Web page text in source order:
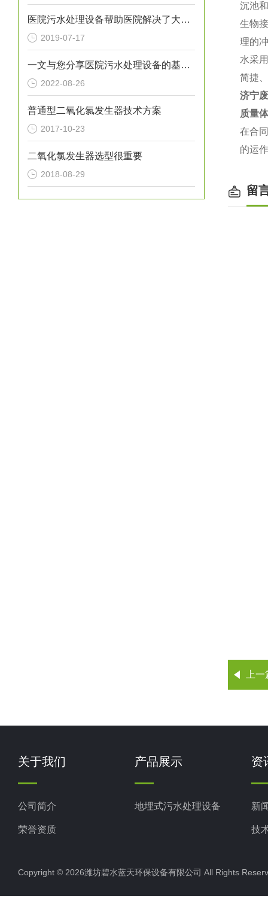
医院污水处理设备帮助医院解决了大难题
2019-07-17
一文与您分享医院污水处理设备的基本操作步骤
2022-08-26
普通型二氧化氯发生器技术方案
2017-10-23
二氧化氯发生器选型很重要
2018-08-29
沉池
生物
理的
水采
简捷
济宁
在合
的运
留
上
关于我们
公司简介
荣誉资质
产品展示
地埋式污水处理设备
资
新
技
Copyright © 2026潍坊碧水蓝天环保设备有限公司 All Rights